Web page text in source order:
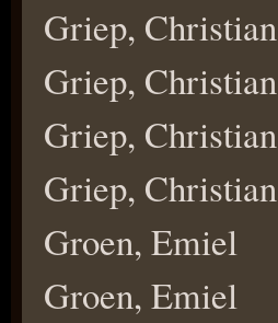
Griep, Christian
Griep, Christian
Griep, Christian
Griep, Christian
Groen, Emiel
Groen, Emiel